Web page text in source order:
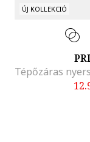
ÚJ KOLLEKCIÓ